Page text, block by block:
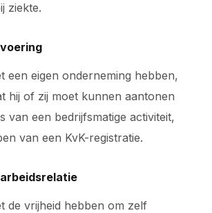
ziekte.
een eigen onderneming hebben,
hij of zij moet kunnen aantonen
van een bedrijfsmatige activiteit,
van een KvK-registratie.
de vrijheid hebben om zelf